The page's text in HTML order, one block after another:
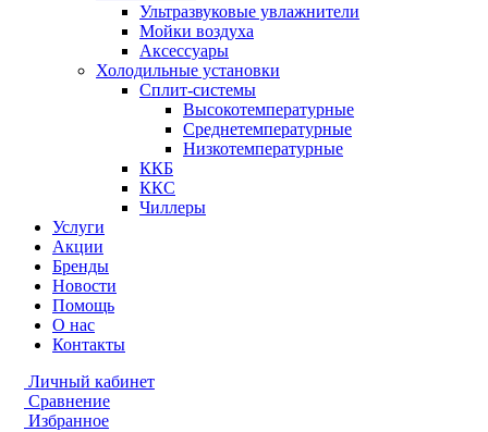
Ультразвуковые увлажнители
Мойки воздуха
Аксессуары
Холодильные установки
Сплит-системы
Высокотемпературные
Среднетемпературные
Низкотемпературные
ККБ
ККС
Чиллеры
Услуги
Акции
Бренды
Новости
Помощь
О нас
Контакты
Личный кабинет
Сравнение
Избранное